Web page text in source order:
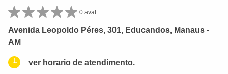
0 aval.
Avenida Leopoldo Péres, 301, Educandos, Manaus -
AM
ver horario de atendimento.